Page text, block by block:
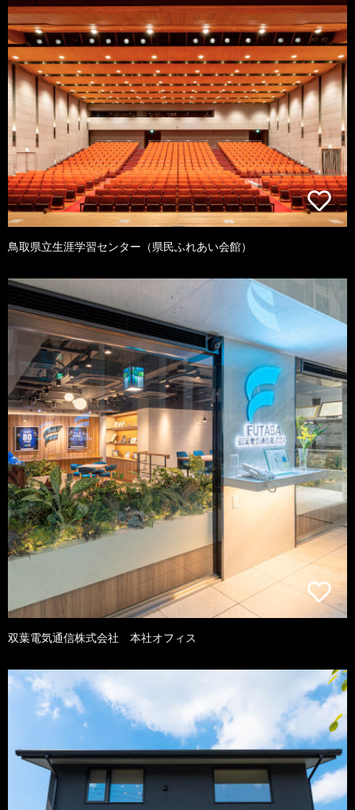
鳥取県立生涯学習センター（県民ふれあい会館）
双葉電気通信株式会社 本社オフィス